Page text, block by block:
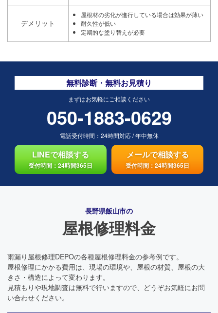
デメリット
屋根材の劣化が進行している場合は効果が薄い
耐久性が低い
定期的な塗り替えが必要
無料診断・無料お見積り
まずはお気軽にご相談ください
050-1883-0629
電話受付時間： 24時間対応/年中無休
LINEで相談する
受付時間：24時間365日
メールで相談する
受付時間：24時間365日
長野県飯山市の
屋根修理料金
雨漏り屋根修理DEPOの各種屋根修理料金の参考例です。
屋根修理にかかる費用は、現場の環境や、屋根の材質、屋根の大
きさ・構造によって変わります。
見積もりや現地調査は無料で行いますので、どうぞお気軽にお問
い合わせください。